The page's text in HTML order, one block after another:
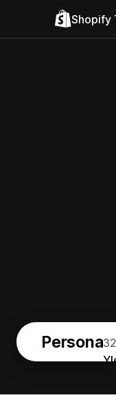
Shopify
Persona